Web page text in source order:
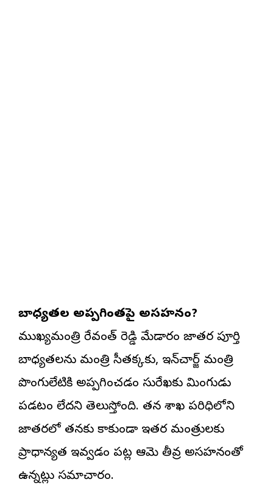
బాధ్యతల అప్పగింతపై అసహనం?
ముఖ్యమంత్రి రేవంత్ రెడ్డి మేడారం జాతర పూర్తి
బాధ్యతలను మంత్రి సీతక్కకు, ఇన్‌చార్జ్ మంత్రి
పొంగులేటికి అప్పగించడం సురేఖకు మింగుడు
పడటం లేదని తెలుస్తోంది. తన శాఖ పరిధిలోని
జాతరలో తనకు కాకుండా ఇతర మంత్రులకు
ప్రాధాన్యత ఇవ్వడం పట్ల ఆమె తీవ్ర అసహనంతో
ఉన్నట్లు సమాచారం.